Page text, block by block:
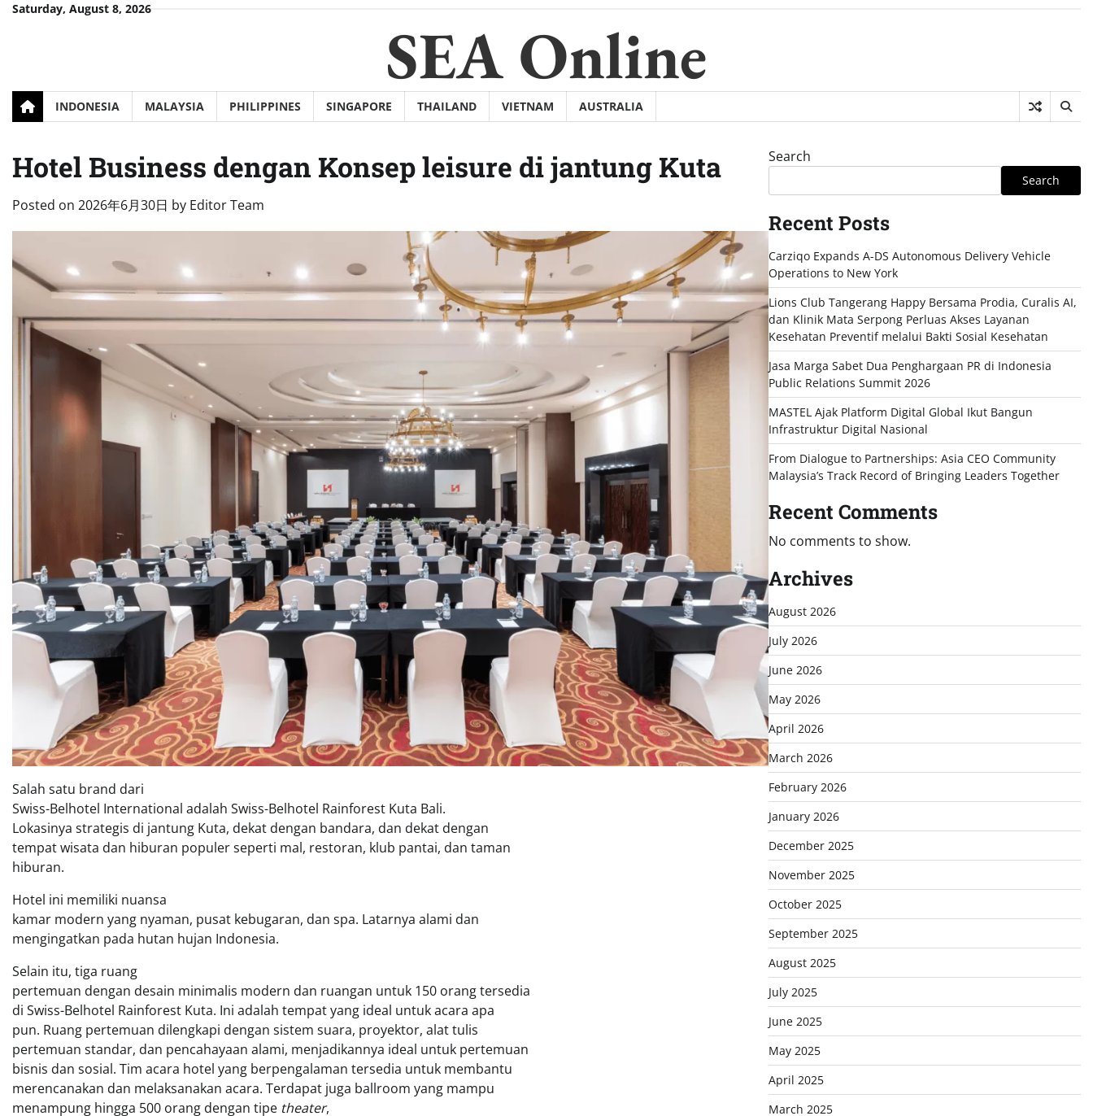
SkipSaturday, August 8, 2026
SEA Online
INDONESIA MALAYSIA PHILIPPINES SINGAPORE THAILAND VIETNAM AUSTRALIA
Hotel Business dengan Konsep leisure di jantung Kuta
Posted on 2026年6月30日 by Editor Team
Salah satu brand dari
Swiss-Belhotel International adalah Swiss-Belhotel Rainforest Kuta Bali.
Lokasinya strategis di jantung Kuta, dekat dengan bandara, dan dekat dengan
tempat wisata dan hiburan populer seperti mal, restoran, klub pantai, dan taman
hiburan.
Hotel ini memiliki nuansa
kamar modern yang nyaman, pusat kebugaran, dan spa. Latarnya alami dan
mengingatkan pada hutan hujan Indonesia.
Selain itu, tiga ruang
pertemuan dengan desain minimalis modern dan ruangan untuk 150 orang tersedia
di Swiss-Belhotel Rainforest Kuta. Ini adalah tempat yang ideal untuk acara apa
pun. Ruang pertemuan dilengkapi dengan sistem suara, proyektor, alat tulis
pertemuan standar, dan pencahayaan alami, menjadikannya ideal untuk pertemuan
bisnis dan sosial. Tim acara hotel yang berpengalaman tersedia untuk membantu
merencanakan dan melaksanakan acara. Terdapat juga ballroom yang mampu
menampung hingga 500 orang dengan tipe theater,
Search
Search
Recent Posts
Carziqo Expands A-DS Autonomous Delivery Vehicle
Operations to New York
Lions Club Tangerang Happy Bersama Prodia, Curalis AI,
dan Klinik Mata Serpong Perluas Akses Layanan
Kesehatan Preventif melalui Bakti Sosial Kesehatan
Jasa Marga Sabet Dua Penghargaan PR di Indonesia
Public Relations Summit 2026
MASTEL Ajak Platform Digital Global Ikut Bangun
Infrastruktur Digital Nasional
From Dialogue to Partnerships: Asia CEO Community
Malaysia’s Track Record of Bringing Leaders Together
Recent Comments
No comments to show.
Archives
August 2026
July 2026
June 2026
May 2026
April 2026
March 2026
February 2026
January 2026
December 2025
November 2025
October 2025
September 2025
August 2025
July 2025
June 2025
May 2025
April 2025
March 2025